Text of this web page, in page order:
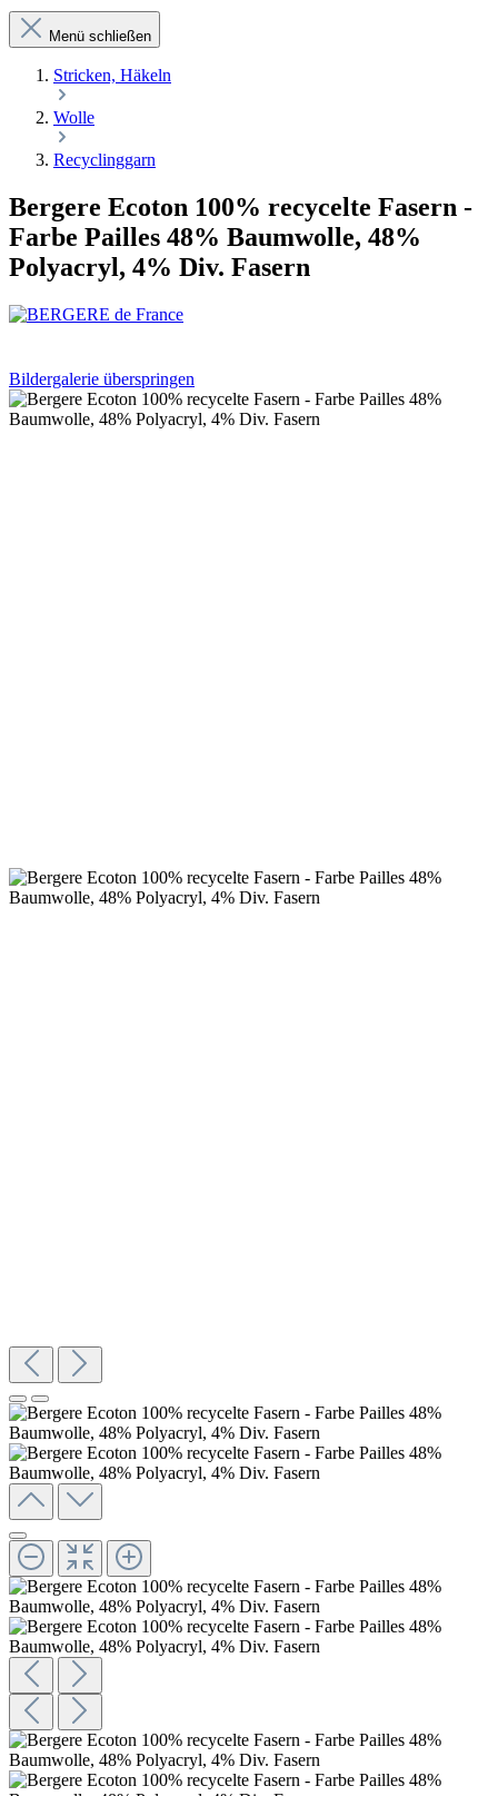
Menü schließen
Stricken, Häkeln
Wolle
Recyclinggarn
Bergere Ecoton 100% recycelte Fasern -
Farbe Pailles 48% Baumwolle, 48%
Polyacryl, 4% Div. Fasern
Bildergalerie überspringen